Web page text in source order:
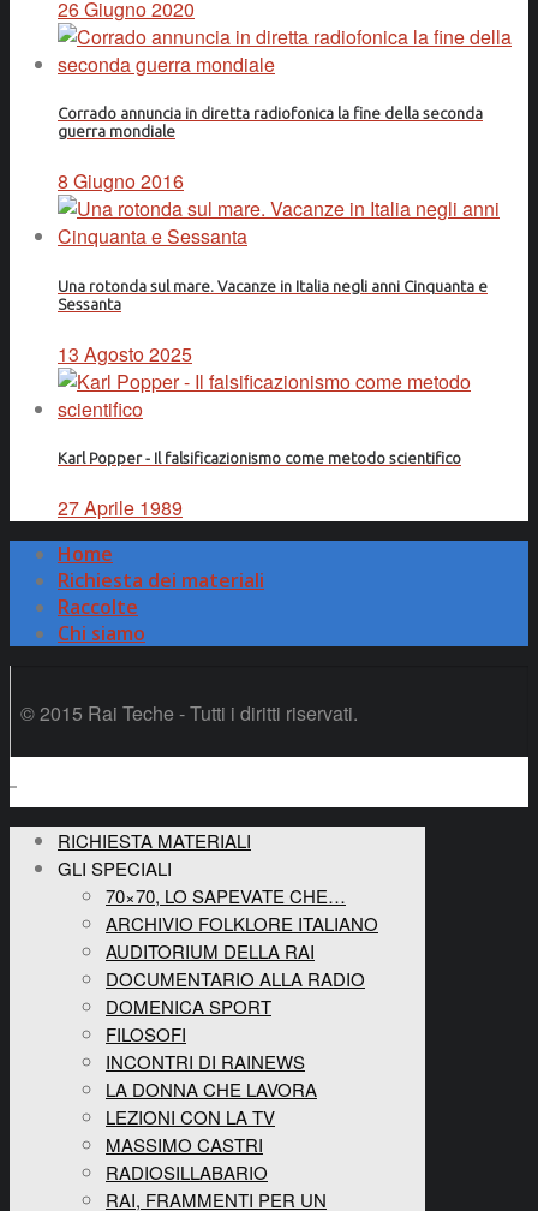
26 Giugno 2020
Corrado annuncia in diretta radiofonica la fine della seconda
guerra mondiale
8 Giugno 2016
Una rotonda sul mare. Vacanze in Italia negli anni Cinquanta e
Sessanta
13 Agosto 2025
Karl Popper - Il falsificazionismo come metodo scientifico
27 Aprile 1989
Home
Richiesta dei materiali
Raccolte
Chi siamo
© 2015 Rai Teche - Tutti i diritti riservati.
RICHIESTA MATERIALI
GLI SPECIALI
70×70, LO SAPEVATE CHE…
ARCHIVIO FOLKLORE ITALIANO
AUDITORIUM DELLA RAI
DOCUMENTARIO ALLA RADIO
DOMENICA SPORT
FILOSOFI
INCONTRI DI RAINEWS
LA DONNA CHE LAVORA
LEZIONI CON LA TV
MASSIMO CASTRI
RADIOSILLABARIO
RAI, FRAMMENTI PER UN